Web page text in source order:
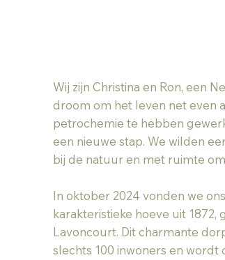
Wij zijn Christina en Ron, een
droom om het leven net even
petrochemie te hebben
een nieuwe stap. We wilden
bij de natuur en met ruimte
In oktober 2024 vonden we
karakteristieke hoeve uit
Lavoncourt. Dit charmante
slechts 100 inwoners en